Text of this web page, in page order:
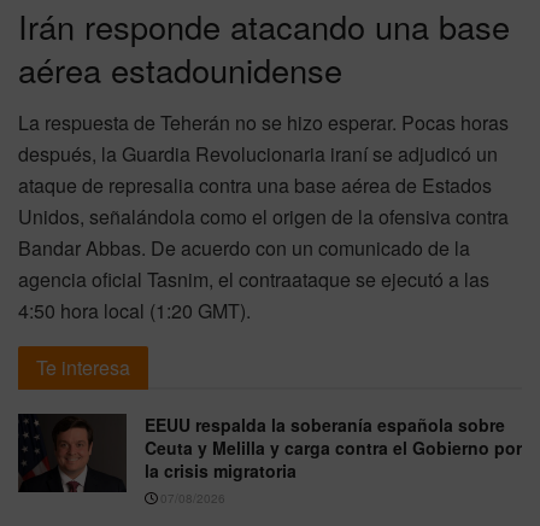
Irán responde atacando una base
aérea estadounidense
La respuesta de Teherán no se hizo esperar. Pocas horas
después, la Guardia Revolucionaria iraní se adjudicó un
ataque de represalia contra una base aérea de Estados
Unidos, señalándola como el origen de la ofensiva contra
Bandar Abbas. De acuerdo con un comunicado de la
agencia oficial Tasnim, el contraataque se ejecutó a las
4:50 hora local (1:20 GMT).
Te interesa
EEUU respalda la soberanía española sobre
Ceuta y Melilla y carga contra el Gobierno por
la crisis migratoria
07/08/2026